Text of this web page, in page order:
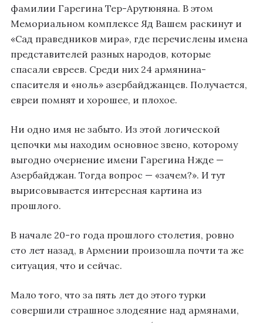
фамилии Гарегина Тер-Арутюняна. В этом
Мемориальном комплексе Яд Вашем раскинут и
«Сад праведников мира», где перечислены имена
представителей разных народов, которые
спасали евреев. Среди них 24 армянина-
спасителя и «ноль» азербайджанцев. Получается,
евреи помнят и хорошее, и плохое.
Ни одно имя не забыто. Из этой логической
цепочки мы находим основное звено, которому
выгодно очернение имени Гарегина Нжде —
Азербайджан. Тогда вопрос — «зачем?». И тут
вырисовывается интересная картина из
прошлого.
В начале 20-го года прошлого столетия, ровно
сто лет назад, в Армении произошла почти та же
ситуация, что и сейчас.
Мало того, что за пять лет до этого турки
совершили страшное злодеяние над армянами,